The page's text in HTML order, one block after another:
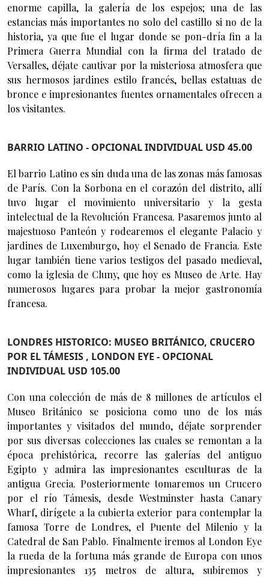
enorme capilla, la galería de los espejos; una de las
estancias más importantes no solo del castillo si no de la
historia, ya que fue el lugar donde se pon-dría fin a la
Primera Guerra Mundial con la firma del tratado de
Versalles, déjate cautivar por la misteriosa atmosfera que
sus hermosos jardines estilo francés, bellas estatuas de
bronce e impresionantes fuentes ornamentales ofrecen a
los visitantes.
BARRIO LATINO - OPCIONAL INDIVIDUAL USD 45.00
El barrio Latino es sin duda una de las zonas más famosas
de París. Con la Sorbona en el corazón del distrito, allí
tuvo lugar el movimiento universitario y la gesta
intelectual de la Revolución Francesa. Pasaremos junto al
majestuoso Panteón y rodearemos el elegante Palacio y
jardines de Luxemburgo, hoy el Senado de Francia. Este
lugar también tiene varios testigos del pasado medieval,
como la iglesia de Cluny, que hoy es Museo de Arte. Hay
numerosos lugares para probar la mejor gastronomía
francesa.
LONDRES HISTORICO: MUSEO BRITÁNICO, CRUCERO
POR EL TÁMESIS , LONDON EYE - OPCIONAL
INDIVIDUAL USD 105.00
Con una colección de más de 8 millones de artículos el
Museo Británico se posiciona como uno de los más
importantes y visitados del mundo, déjate sorprender
por sus diversas colecciones las cuales se remontan a la
época prehistórica, recorre las galerías del antiguo
Egipto y admira las impresionantes esculturas de la
antigua Grecia. Posteriormente tomaremos un Crucero
por el río Támesis, desde Westminster hasta Canary
Wharf, dirígete a la cubierta exterior para contemplar la
famosa Torre de Londres, el Puente del Milenio y la
Catedral de San Pablo. Finalmente iremos al London Eye
la rueda de la fortuna más grande de Europa con unos
impresionantes 135 metros de altura, subiremos y